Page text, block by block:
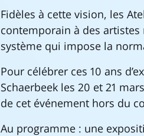
Fidèles à cette vision, les
contemporain à des artistes
système qui impose la
Pour célébrer ces 10 ans
Schaerbeek les 20 et 21
de cet événement hors du
Au programme : une